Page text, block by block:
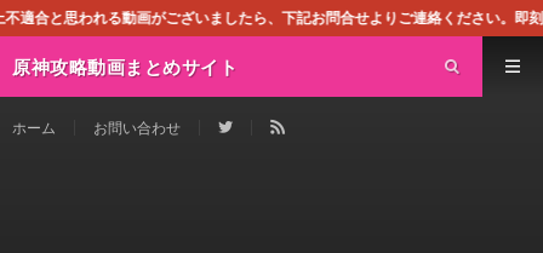
がございましたら、下記お問合せよりご連絡ください。即刻対処させて頂き
原神攻略動画まとめサイト
ホーム お問い合わせ